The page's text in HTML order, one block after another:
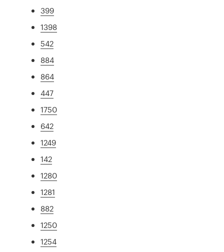
399
1398
542
884
864
447
1750
642
1249
142
1280
1281
882
1250
1254